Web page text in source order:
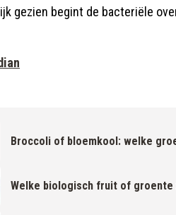
gezien begint de bacteriële
Broccoli of bloemkool: welke
Welke biologisch fruit of groente